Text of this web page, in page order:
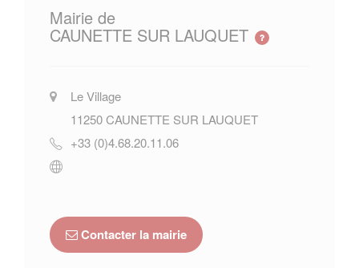
Mairie de
CAUNETTE SUR LAUQUET
Le Village
11250CAUNETTE SUR LAUQUET
+33 (0)4.68.20.11.06
Contacter la mairie